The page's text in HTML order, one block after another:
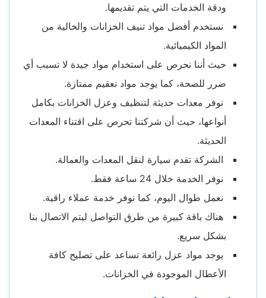
ودقة الخدمات التي يتم تقديمها.
نستخدم أفضل مواد تنيف الخزانات والخالية من
المواد الكيميائية.
حيث أننا نحرص على استخدام مواد جيدة لا تسبب أي
ضرر للصحة، كما يوجد مواد تعقيم ممتازة.
نوفر معدات حديثة لتنظيف وعزل الخزانات بكامل
أنواعها، حيث أن شركتنا تحرص على اقتناء المعدات
الحديثة.
الشركة تقدم سيارة لنقل المعدات والعمالة.
نوفر الخدمة خلال 24 ساعة فقط.
نعمل طوال اليوم، كما نوفر خدمة عملاء راقية.
هناك باقة كبيرة من طرق التواصل ليتم الاتصال بنا
بشكل سريع.
يوجد مواد عزل رائعة تساعد على تصليح كافة
الأعطال الموجودة في الخزانات.